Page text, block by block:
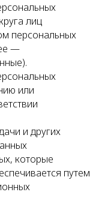
лиц
персональных
—
или
и других
которые
путем